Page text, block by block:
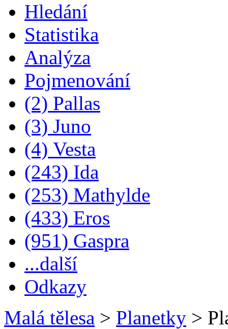
Hledání
Statistika
Analýza
Pojmenování
(2) Pallas
(3) Juno
(4) Vesta
(243) Ida
(253) Mathylde
(433) Eros
(951) Gaspra
...další
Odkazy
Malá tělesa > Planetky >